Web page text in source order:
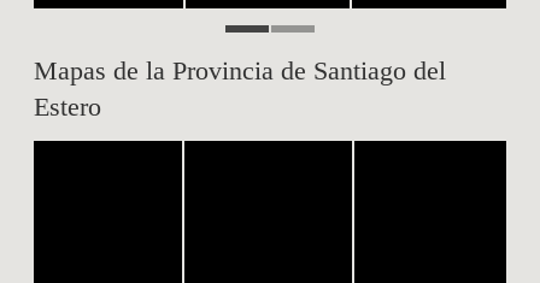
Mapas de la Provincia de Santiago del
Estero